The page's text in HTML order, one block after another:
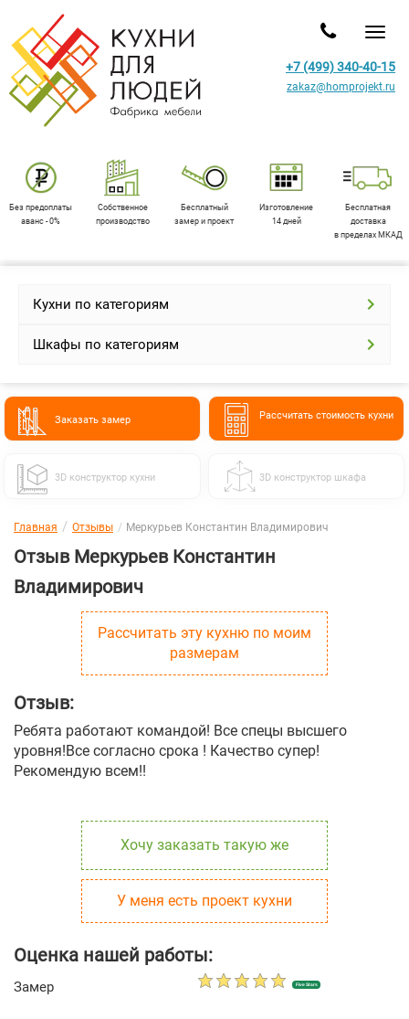
Без предоплаты
аванс - 0%
Собственное
производство
Бесплатный
замер и проект
Изготовление
14 дней
Бесплатная
доставка
в пределах МКАД
+7 (499) 340-40-15
zakaz@homprojekt.ru
Кухни по категориям
Шкафы по категориям
Заказать замер Расcчитать стоимость кухни
3D конструктор кухни 3D конструктор шкафа
Главная Отзывы Меркурьев Константин Владимирович
Отзыв Меркурьев Константин
Владимирович
Рассчитать эту кухню по моим
размерам
Отзыв:
Ребята работают командой! Все спецы высшего
уровня!Все согласно срока ! Качество супер!
Рекомендую всем!!
Хочу заказать такую же
У меня есть проект кухни
Оценка нашей работы:
Замер Five Stars